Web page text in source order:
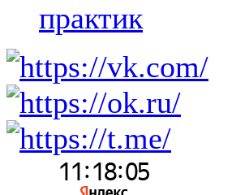
практик